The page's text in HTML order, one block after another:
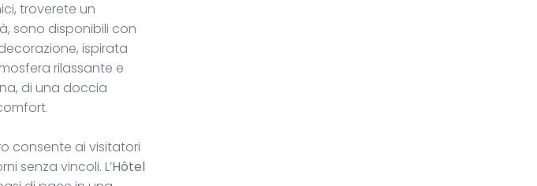
troverete un
sono disponibili con
ispirata
rilassante e
di una doccia
consente ai visitatori
senza vincoli. L’Hôtel